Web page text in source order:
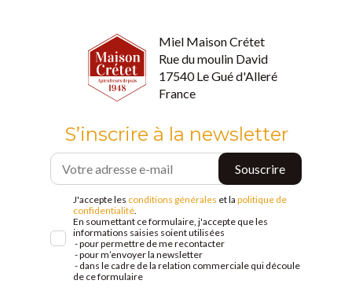
Miel Maison Crétet
Rue du moulin David
17540 Le Gué d'Alleré
France
S’inscrire à la newsletter
J'accepte les conditions générales et la politique de
confidentialité
En soumettant ce formulaire, j'accepte que les
informations saisies soient utilisées
- pour permettre de me recontacter
- pour m’envoyer la newsletter
- dans le cadre de la relation commerciale qui découle
de ce formulaire